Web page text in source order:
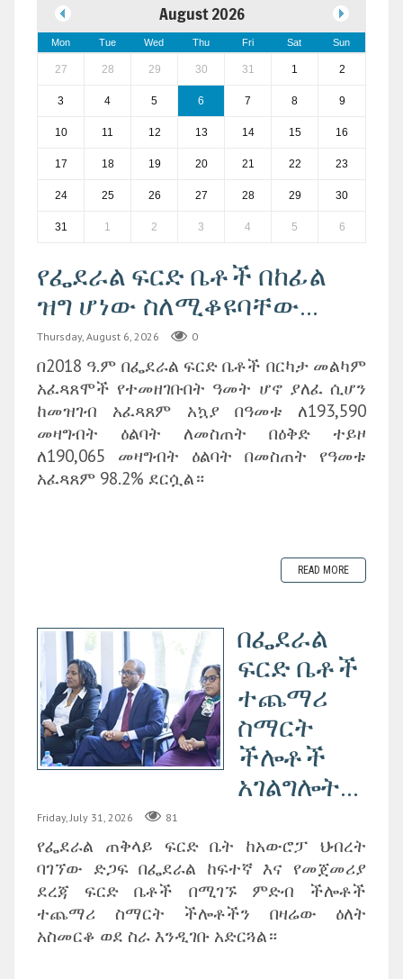
August 2026
Mon Tue Wed Thu Fri Sat Sun
27 28 29 30 31 1 2
3 4 5 6 7 8 9
10 11 12 13 14 15 16
17 18 19 20 21 22 23
24 25 26 27 28 29 30
31 1 2 3 4 5 6
የፌደራል ፍርድ ቤቶች በከፊል
ዝግ ሆነው ስለሚቆዩባቸው...
Thursday, August 6, 2026 0
በ2018 ዓ.ም በፌደራል ፍርድ ቤቶች በርካታ መልካም
አፈጻጸሞች የተመዘገቡበት ዓመት ሆኖ ያለፈ ሲሆን
ከመዝገብ አፈጻጸም አኳያ በዓመቱ ለ193,590
መዛግብት ዕልባት ለመስጠት በዕቅድ ተይዞ
ለ190,065 መዛግብት ዕልባት በመስጠት የዓመቱ
አፈጻጸም 98.2% ደርሷል።
READ MORE
በፌደራል
ፍርድ ቤቶች
ተጨማሪ
ስማርት
ችሎቶች
አገልግሎት...
Friday, July 31, 2026 81
የፌደራል ጠቅላይ ፍርድ ቤት ከአውሮፓ ህብረት
ባገኘው ድጋፍ በፌደራል ከፍተኛ እና የመጀመሪያ
ደረጃ ፍርድ ቤቶች በሚገኙ ምድብ ችሎቶች
ተጨማሪ ስማርት ችሎቶችን በዛሬው ዕለት
አስመርቆ ወደ ስራ እንዲገቡ አድርጓል።